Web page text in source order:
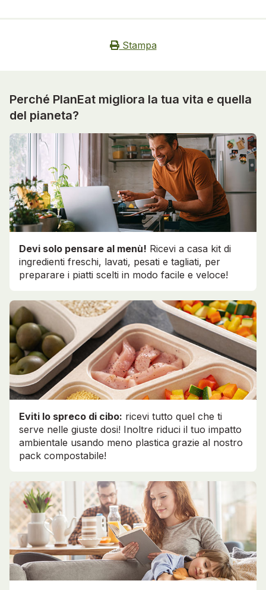
Stampa
Perché PlanEat migliora la tua vita e quella
del pianeta?
Devi solo pensare al menù! Ricevi a casa kit di
ingredienti freschi, lavati, pesati e tagliati, per
preparare i piatti scelti in modo facile e veloce!
Eviti lo spreco di cibo: ricevi tutto quel che ti
serve nelle giuste dosi! Inoltre riduci il tuo impatto
ambientale usando meno plastica grazie al nostro
pack compostabile!